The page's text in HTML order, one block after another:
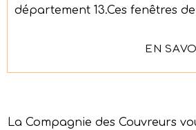
département 13.Ces fenêtres de
EN
La Compagnie des Couvreurs